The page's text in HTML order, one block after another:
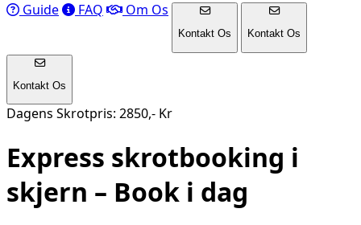
Guide FAQ Om Os
Kontakt Os Kontakt Os
Kontakt Os
Dagens Skrotpris: 2850,- Kr
Express skrotbooking i
skjern – Book i dag